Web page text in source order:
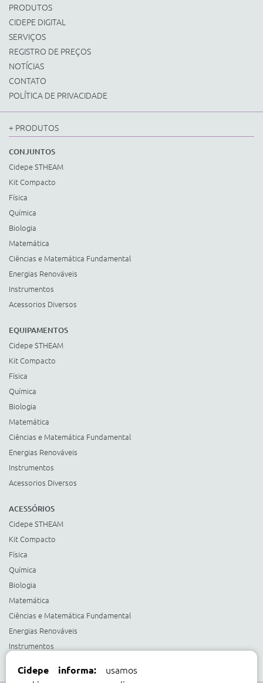
PRODUTOS
CIDEPE DIGITAL
SERVIÇOS
REGISTRO DE PREÇOS
NOTÍCIAS
CONTATO
POLÍTICA DE PRIVACIDADE
+ PRODUTOS
CONJUNTOS
Cidepe STHEAM
Kit Compacto
Física
Química
Biologia
Matemática
Ciências e Matemática Fundamental
Energias Renováveis
Instrumentos
Acessorios Diversos
EQUIPAMENTOS
Cidepe STHEAM
Kit Compacto
Física
Química
Biologia
Matemática
Ciências e Matemática Fundamental
Energias Renováveis
Instrumentos
Acessorios Diversos
ACESSÓRIOS
Cidepe STHEAM
Kit Compacto
Física
Química
Biologia
Matemática
Ciências e Matemática Fundamental
Energias Renováveis
Instrumentos
Cidepe informa: usamos